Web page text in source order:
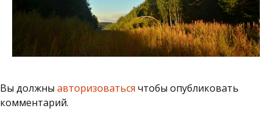
Вы должны авторизоваться чтобы опубликовать
комментарий.